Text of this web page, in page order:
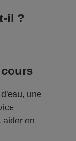
il ?
une
aider en